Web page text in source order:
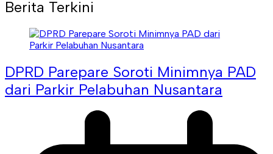
Berita Terkini
DPRD Parepare Soroti Minimnya PAD
dari Parkir Pelabuhan Nusantara